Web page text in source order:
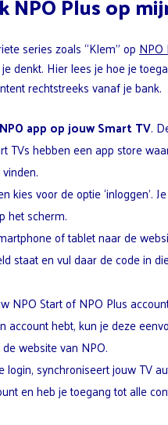
series zoals “Klem” op NPO
denkt. Hier lees je hoe je
rechtstreeks vanaf je bank.
NPO app op jouw Smart TV.
TVs hebben een app store
kies voor de optie ‘inloggen’.
het scherm.
of tablet naar de
staat en vul daar de code in
NPO Start of NPO Plus
account hebt, kun je deze
website van NPO.
login, synchroniseert jouw TV
en heb je toegang tot alle